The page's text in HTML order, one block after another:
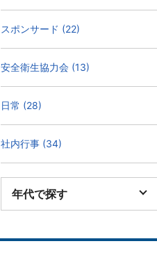
スポンサード (22)
安全衛生協力会 (13)
日常 (28)
社内行事 (34)
年代で探す